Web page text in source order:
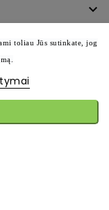


toliau Jūs sutinkate, jog